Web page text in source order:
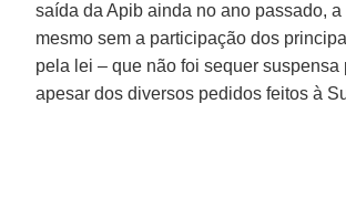
saída da Apib ainda no ano passado, a
mesmo sem a participação dos
pela lei – que não foi sequer suspensa
apesar dos diversos pedidos feitos à